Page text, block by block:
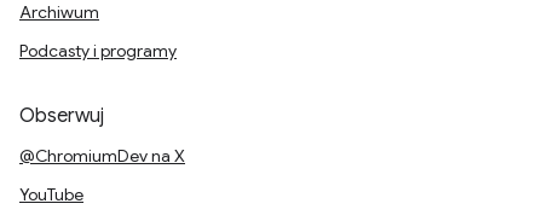
Archiwum
Podcasty i programy
Obserwuj
@ChromiumDev na X
YouTube